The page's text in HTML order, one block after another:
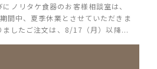
ノリタケ食器のお客様相談室は、
間中、夏季休業とさせていただきま
したご注文は、8/17（月）以降...